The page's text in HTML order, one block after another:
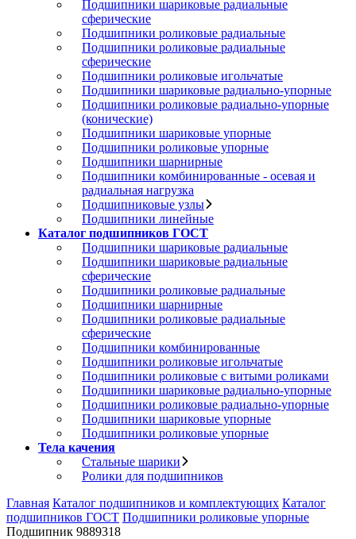
Подшипники шариковые радиальные
сферические
Подшипники роликовые радиальные
Подшипники роликовые радиальные
сферические
Подшипники роликовые игольчатые
Подшипники шариковые радиально-упорные
Подшипники роликовые радиально-упорные
(конические)
Подшипники шариковые упорные
Подшипники роликовые упорные
Подшипники шарнирные
Подшипники комбинированные - осевая и
радиальная нагрузка
Подшипниковые узлы
Подшипники линейные
Каталог подшипников ГОСТ
Подшипники шариковые радиальные
Подшипники шариковые радиальные
сферические
Подшипники роликовые радиальные
Подшипники шарнирные
Подшипники роликовые радиальные
сферические
Подшипники комбинированные
Подшипники роликовые игольчатые
Подшипники роликовые с витыми роликами
Подшипники шариковые радиально-упорные
Подшипники роликовые радиально-упорные
Подшипники шариковые упорные
Подшипники роликовые упорные
Тела качения
Стальные шарики
Ролики для подшипников
Главная Каталог подшипников и комплектующих Каталог
подшипников ГОСТ Подшипники роликовые упорные
Подшипник 9889318